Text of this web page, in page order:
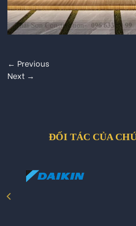
← Previous
Next →
ĐỐI TÁC CỦA